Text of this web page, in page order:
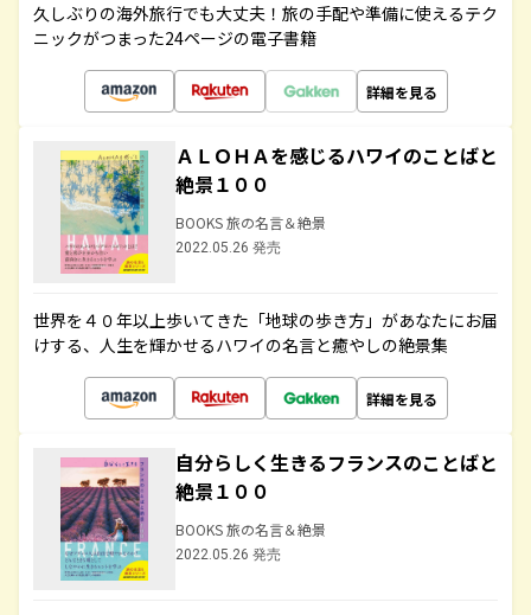
久しぶりの海外旅行でも大丈夫！旅の手配や準備に使えるテク
ニックがつまった24ページの電子書籍
詳細を見る
ＡＬＯＨＡを感じるハワイのことばと
絶景１００
BOOKS 旅の名言＆絶景
2022.05.26 発売
世界を４０年以上歩いてきた「地球の歩き方」があなたにお届
けする、人生を輝かせるハワイの名言と癒やしの絶景集
詳細を見る
自分らしく生きるフランスのことばと
絶景１００
BOOKS 旅の名言＆絶景
2022.05.26 発売